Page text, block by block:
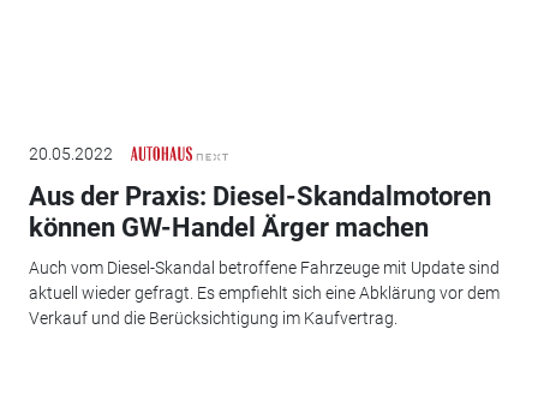
20.05.2022
Aus der Praxis: Diesel-Skandalmotoren
können GW-Handel Ärger machen
Auch vom Diesel-Skandal betroffene Fahrzeuge mit Update sind
aktuell wieder gefragt. Es empfiehlt sich eine Abklärung vor dem
Verkauf und die Berücksichtigung im Kaufvertrag.